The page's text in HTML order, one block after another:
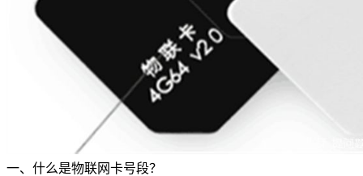
一、什么是物联网卡号段？